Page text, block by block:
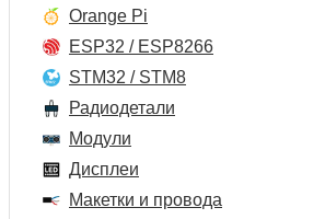
Orange Pi
ESP32 / ESP8266
STM32 / STM8
Радиодетали
Модули
Дисплеи
Макетки и провода